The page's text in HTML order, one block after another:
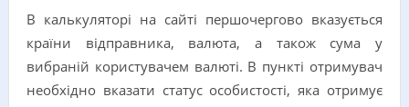
В калькуляторі на сайті першочергово вказується
країни відправника, валюта, а також сума у
вибраній користувачем валюті. В пункті отримувач
необхідно вказати статус особистості, яка отримує